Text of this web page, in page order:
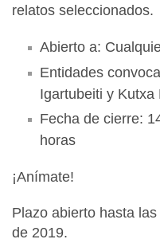
relatos seleccionados.
Abierto a:
Entidades
Igartubeiti y Kutxa
Fecha de cierre:
horas
¡Anímate!
Plazo abierto hasta
de 2019.